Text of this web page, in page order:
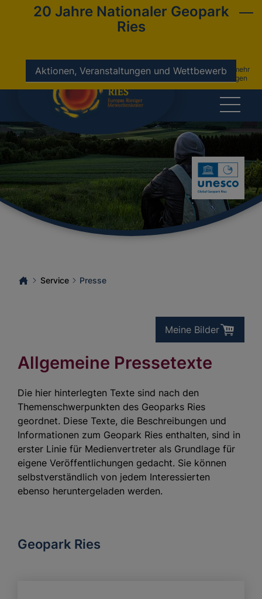
20 Jahre Nationaler Geopark
Ries
Aktionen, Veranstaltungen und Wettbewerbnicht mehr
anzeigen
Presse
Service
Meine Bilder
Allgemeine Pressetexte
Die hier hinterlegten Texte sind nach den
Themenschwerpunkten des Geoparks Ries
geordnet. Diese Texte, die Beschreibungen und
Informationen zum Geopark Ries enthalten, sind in
erster Linie für Medienvertreter als Grundlage für
eigene Veröffentlichungen gedacht. Sie können
selbstverständlich von jedem Interessierten
ebenso heruntergeladen werden.
Geopark Ries